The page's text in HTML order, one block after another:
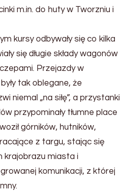
m.in. do huty w Tworzniu i
kursy odbywały się co kilka
się długie składy wagonów
Przejazdy w
tak oblegane, że
niemal „na siłę”, a przystanki
przypominały tłumne place
górników, hutników,
z targu, stając się
krajobrazu miasta i
komunikacji, z której